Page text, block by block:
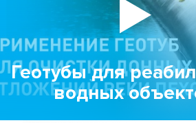
Геотубы для
водных